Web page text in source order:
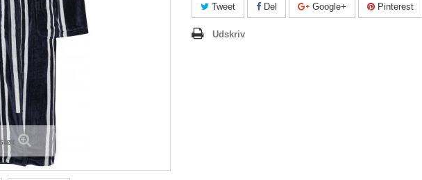
Tweet Del Google+ Pinterest
Udskriv